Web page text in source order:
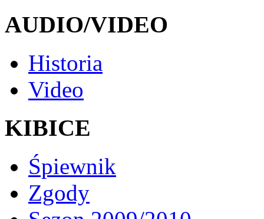
AUDIO/VIDEO
Historia
Video
KIBICE
Śpiewnik
Zgody